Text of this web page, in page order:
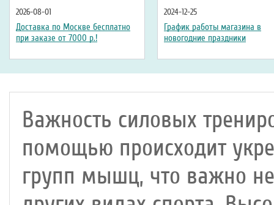
2026-08-01
Доставка по Москве бесплатно
при заказе от 7000 р.!
2024-12-25
График работы магазина в
новогодние праздники
Важность силовых
помощью происходит
групп мышц, что важно